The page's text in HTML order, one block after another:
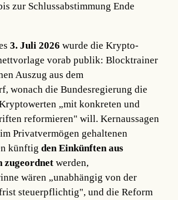
zur Schlussabstimmung Ende
3. Juli 2026 wurde die Krypto-
vorab publik: Blocktrainer
Auszug aus dem
wonach die Bundesregierung die
„mit konkreten und
reformieren" will. Kernaussagen
Privatvermögen gehaltenen
künftigden Einkünften aus
zugeordnet werden,
wären „unabhängig von der
steuerpflichtig", und die Reform